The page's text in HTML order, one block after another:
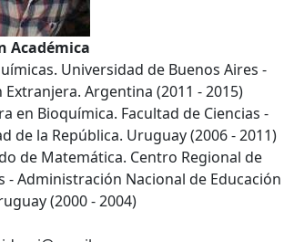
Académica
Universidad de Buenos Aires -
Argentina (2011 - 2015)
en Bioquímica. Facultad de Ciencias -
de la República. Uruguay (2006 - 2011)
de Matemática. Centro Regional de
- Administración Nacional de Educación
(2000 - 2004)